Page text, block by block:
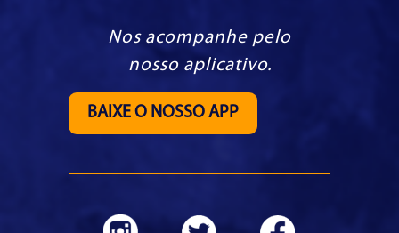
Nos acompanhe pelo
nosso aplicativo.
BAIXE O NOSSO APP